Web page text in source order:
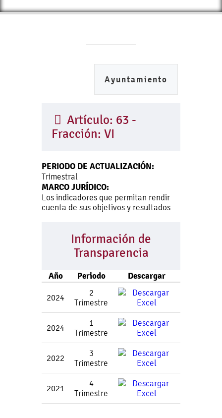
Ayuntamiento
Artículo: 63 -
Fracción: VI
PERIODO DE ACTUALIZACIÓN:
Trimestral
MARCO JURÍDICO:
Los indicadores que permitan rendir
cuenta de sus objetivos y resultados
Información de
Transparencia
Año Periodo Descargar
2024
2
Trimestre
2024
1
Trimestre
2022
3
Trimestre
2021
4
Trimestre